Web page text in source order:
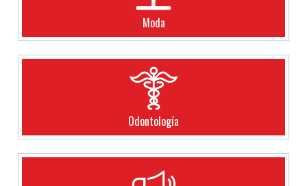
Moda
Odontología